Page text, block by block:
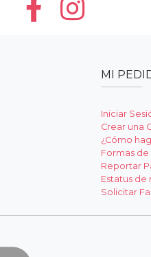
MI
Iniciar
Crear una
¿Cómo
Formas de
Reportar
Estatus de
Solicitar